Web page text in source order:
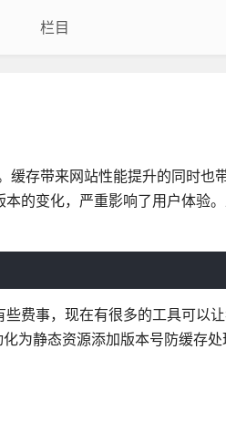
栏目
存带来网站性能提升的同时也
的变化，严重影响了用户体验
费事，现在有很多的工具可以
为静态资源添加版本号防缓存处